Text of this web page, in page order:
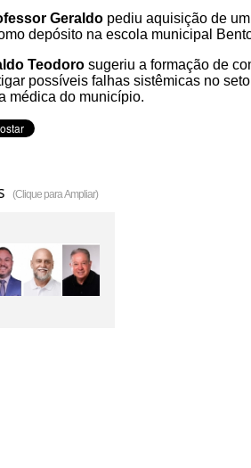
Geraldo pediu aquisição de
depósito na escola municipal
Teodoro sugeriu a formação de
possíveis falhas sistêmicas no
médica do município.
(Clique para Ampliar)